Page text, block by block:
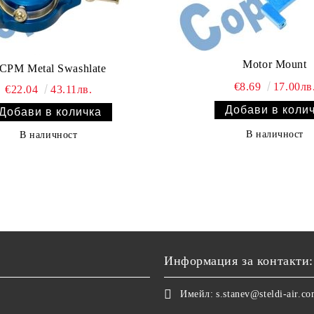
Metal Swashlate
€22.04
43.11лв.
В наличност
Motor Mount
€8.69
17.00лв.
В наличност
Информация за контакти:
Имейл: s.stanev@steldi-